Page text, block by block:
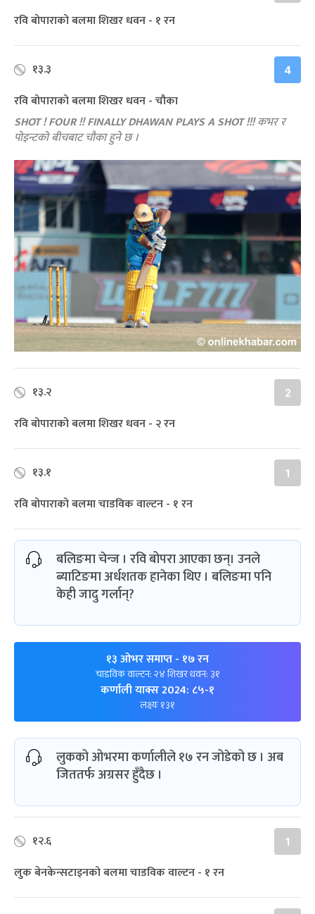
रवि बोपाराको बलमा शिखर धवन - १ रन
१३.३ 4
रवि बोपाराको बलमा शिखर धवन - चौका
SHOT ! FOUR !! FINALLY DHAWAN PLAYS A SHOT !!!कभर र
पोइन्टको बीचबाट चौका हुने छ ।
१३.२ 2
रवि बोपाराको बलमा शिखर धवन - २ रन
१३.१ 1
रवि बोपाराको बलमा चाडविक वाल्टन - १ रन
बलिङमा चेन्ज । रवि बोपरा आएका छन्। उनले
ब्याटिङमा अर्धशतक हानेका थिए । बलिङमा पनि
केही जादु गर्लान्?
१३ ओभर समाप्त- १७ रन
चाडविक वाल्टन: २४ शिखर धवन: ३१
कर्णाली याक्स 2024: ८५-१
लक्ष्यः १३१
लुकको ओभरमा कर्णालीले १७ रन जोडेको छ । अब
जिततर्फ अग्रसर हुँदैछ ।
१२.६ 1
लुक बेनकेन्सटाइनको बलमा चाडविक वाल्टन - १ रन